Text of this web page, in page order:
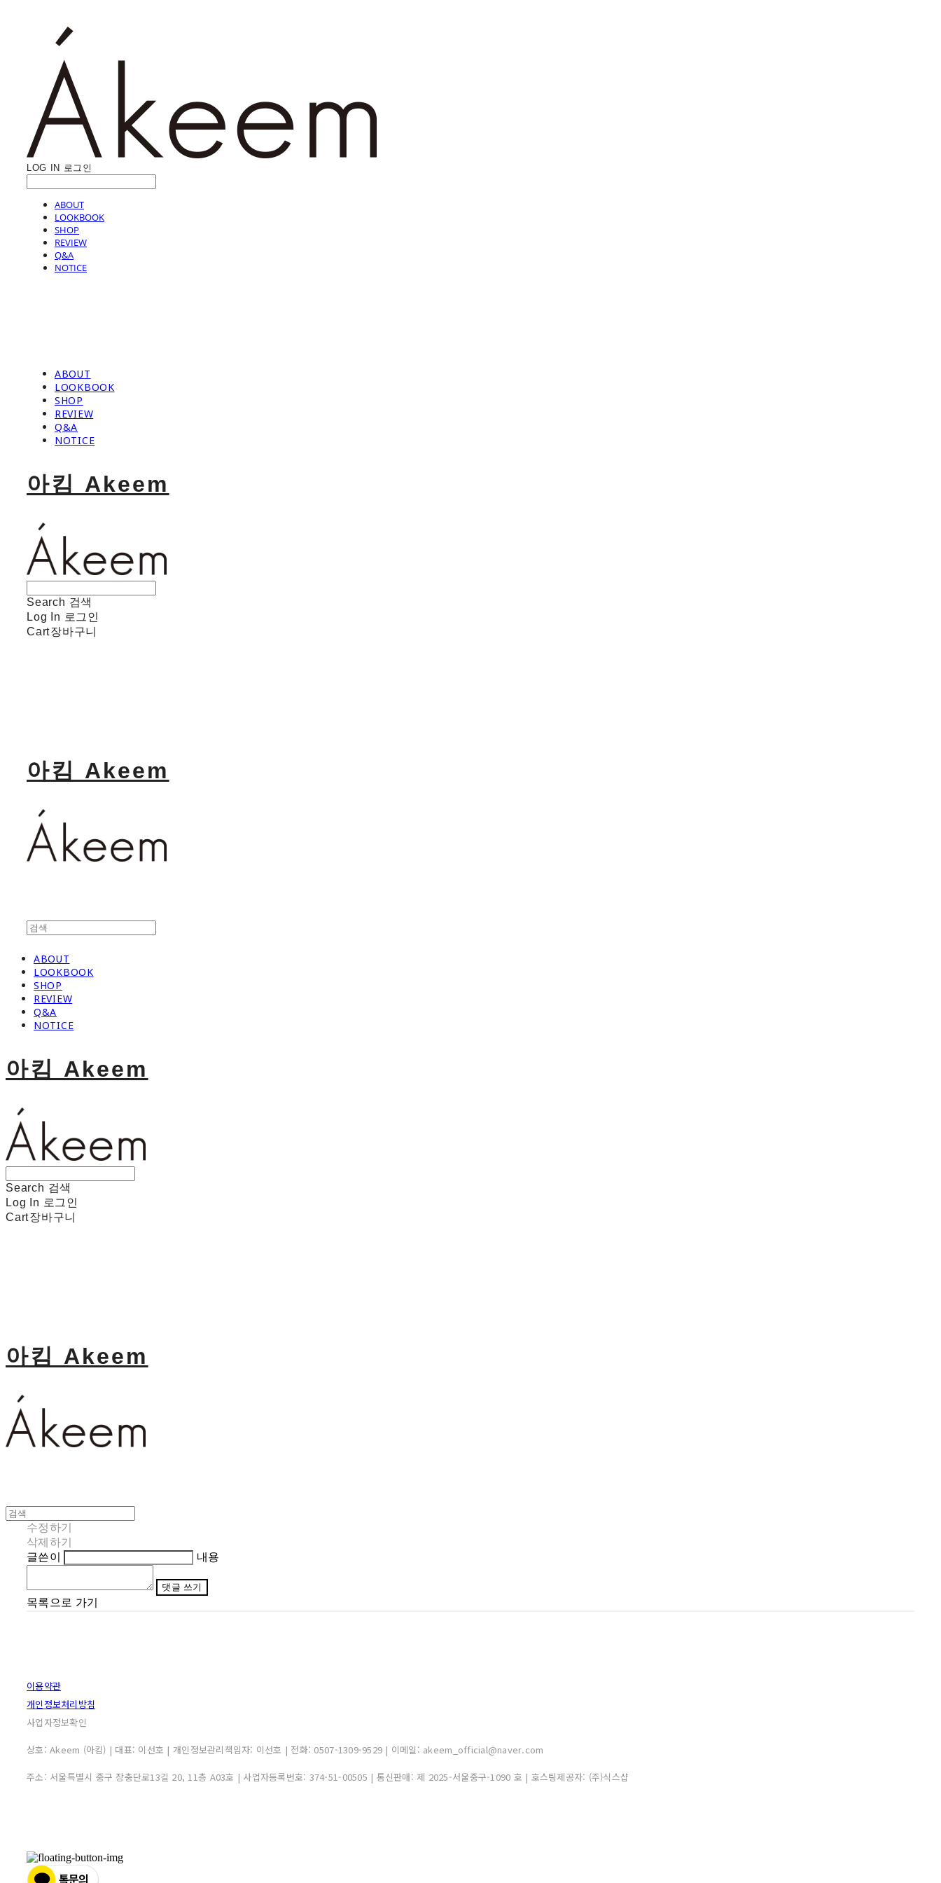
LOG IN 로그인
ABOUT
LOOKBOOK
SHOP
REVIEW
Q&A
NOTICE
ABOUT
LOOKBOOK
SHOP
REVIEW
Q&A
NOTICE
아킴 Akeem
Search 검색
Log In 로그인
Cart장바구니
아킴 Akeem
ABOUT
LOOKBOOK
SHOP
REVIEW
Q&A
NOTICE
아킴 Akeem
Search 검색
Log In 로그인
Cart장바구니
아킴 Akeem
수정하기
삭제하기
글쓴이
내용
댓글 쓰기
목록으로 가기
이용약관
개인정보처리방침
사업자정보확인
상호: Akeem (아킴) | 대표: 이선호 | 개인정보관리책임자: 이선호 | 전화: 0507-1309-9529 | 이메일: akeem_official@naver.com
주소: 서울특별시 중구 장충단로13길 20, 11층 A03호 | 사업자등록번호: 374-51-00505 | 통신판매: 제 2025-서울중구-1090 호 | 호스팅제공자: (주)식스샵